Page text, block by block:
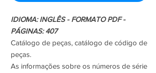
IDIOMA: INGLÊS - FORMATO PDF -
PÁGINAS: 407
Catálogo de peças, catálogo de código de
peças.
As informações sobre os números de série